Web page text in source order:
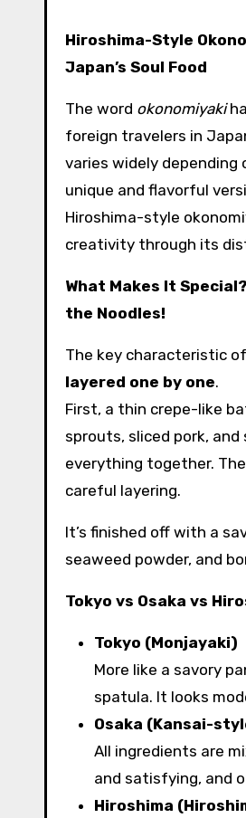
Hiroshima-Style Okonomiyaki: A Layered Delight in
Japan’s Soul Food
The word okonomiyaki
foreign travelers in
varies widely
unique and flavorful
Hiroshima-style
creativity through its
What Makes It
the Noodles!
The key characteristic
layered one by one.
First, a thin crepe-like
sprouts, sliced pork,
everything together.
careful layering.
It’s finished off with a
seaweed powder, and
Tokyo vs Osaka vs
Tokyo (Monjayaki)
More like a savory
spatula. It looks
Osaka (Kansai-
All ingredients are
and satisfying, and
Hiroshima